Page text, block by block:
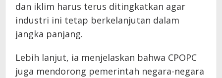
dan iklim harus terus ditingkatkan agar
industri ini tetap berkelanjutan dalam
jangka panjang.
Lebih lanjut, ia menjelaskan bahwa CPOPC
juga mendorong pemerintah negara-negara